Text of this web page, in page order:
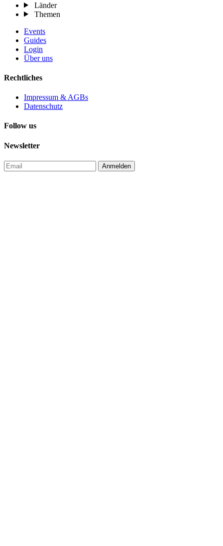
Länder
Themen
Events
Guides
Login
Über uns
Rechtliches
Impressum & AGBs
Datenschutz
Follow us
Newsletter
Anmelden